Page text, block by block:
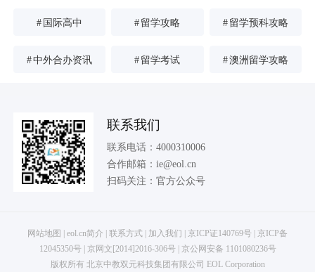
# 国际高中 #留学攻略 # 留学预科攻略
#中外合办资讯 #留学考试 #澳洲留学攻略
联系我们
联系电话： 4000310006
合作邮箱： ie@eol.cn
扫码关注： 官方公众号
网站地图 eol.cn简介 联系方式 加入我们 京ICP证140769号
京ICP备
12045350号| 京网文[2014]2016-306号|
京公网安备 1101080236号
版权所有 北京中教双元科技集团有限公司 EOL Corporation